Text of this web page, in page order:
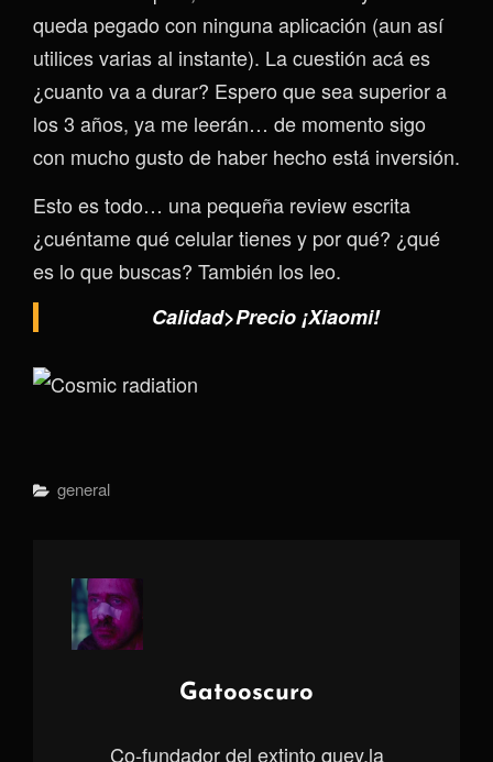
queda pegado con ninguna aplicación (aun así
utilices varias al instante). La cuestión acá es
¿cuanto va a durar? Espero que sea superior a
los 3 años, ya me leerán… de momento sigo
con mucho gusto de haber hecho está inversión.
Esto es todo… una pequeña review escrita
¿cuéntame qué celular tienes y por qué? ¿qué
es lo que buscas? También los leo.
Calidad>Precio ¡Xiaomi!
Categorías
General
Autor:
Gatooscuro
Co-fundador del extinto quey.la